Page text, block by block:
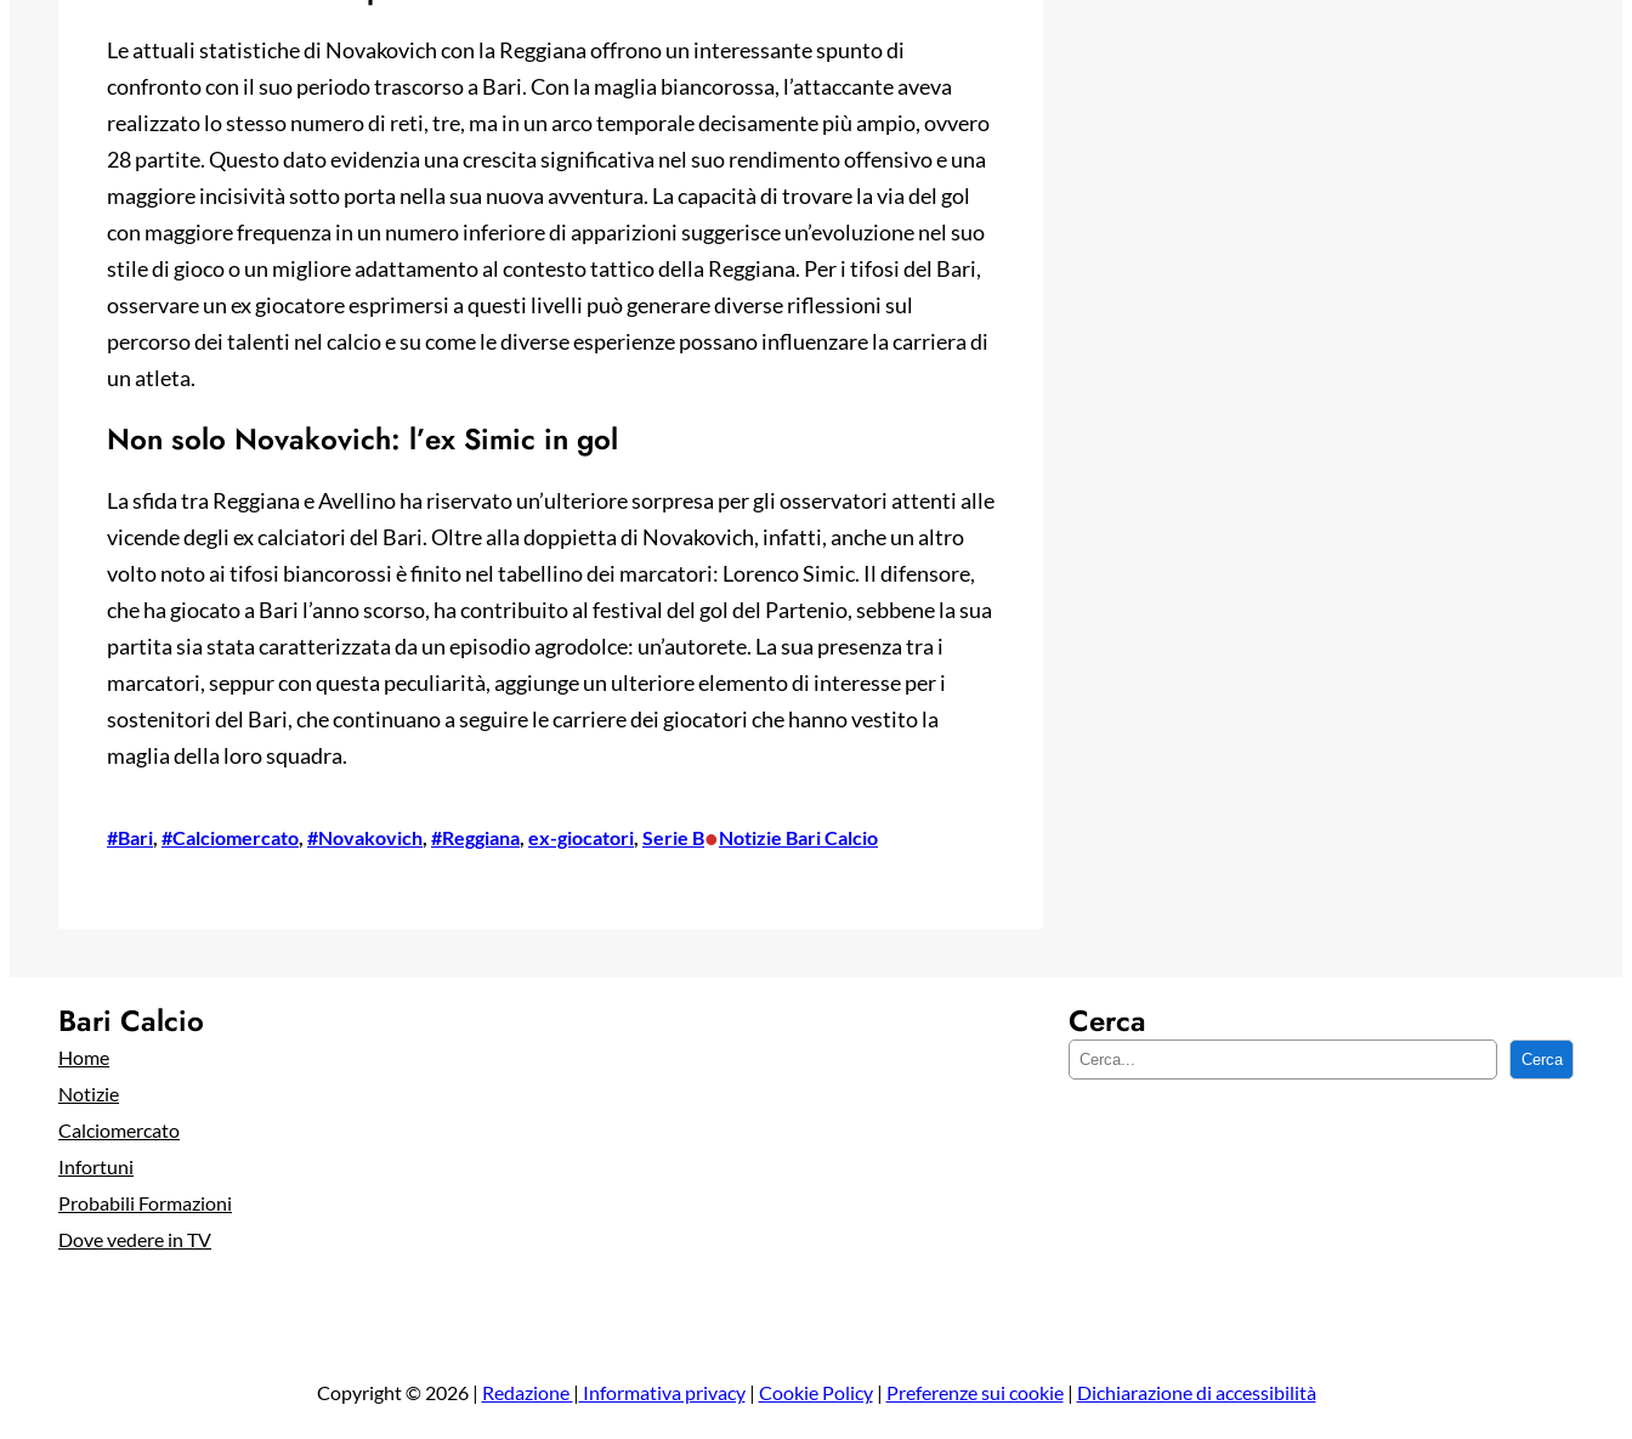
Le attuali statistiche di Novakovich con la Reggiana offrono un interessante spunto di
confronto con il suo periodo trascorso a Bari. Con la maglia biancorossa, l’attaccante aveva
realizzato lo stesso numero di reti, tre, ma in un arco temporale decisamente più ampio, ovvero
28 partite. Questo dato evidenzia una crescita significativa nel suo rendimento offensivo e una
maggiore incisività sotto porta nella sua nuova avventura. La capacità di trovare la via del gol
con maggiore frequenza in un numero inferiore di apparizioni suggerisce un’evoluzione nel suo
stile di gioco o un migliore adattamento al contesto tattico della Reggiana. Per i tifosi del Bari,
osservare un ex giocatore esprimersi a questi livelli può generare diverse riflessioni sul
percorso dei talenti nel calcio e su come le diverse esperienze possano influenzare la carriera di
un atleta.
Non solo Novakovich: l’ex Simic in gol
La sfida tra Reggiana e Avellino ha riservato un’ulteriore sorpresa per gli osservatori attenti alle
vicende degli ex calciatori del Bari. Oltre alla doppietta di Novakovich, infatti, anche un altro
volto noto ai tifosi biancorossi è finito nel tabellino dei marcatori: Lorenco Simic. Il difensore,
che ha giocato a Bari l’anno scorso, ha contribuito al festival del gol del Partenio, sebbene la sua
partita sia stata caratterizzata da un episodio agrodolce: un’autorete. La sua presenza tra i
marcatori, seppur con questa peculiarità, aggiunge un ulteriore elemento di interesse per i
sostenitori del Bari, che continuano a seguire le carriere dei giocatori che hanno vestito la
maglia della loro squadra.
#Bari, #Calciomercato, #Novakovich, #Reggiana, ex-giocatori, Serie B•Notizie Bari Calcio
Bari Calcio
Home
Notizie
Calciomercato
Infortuni
Probabili Formazioni
Dove vedere in TV
Cerca
C
Cerca
Copyright © 2026 | Redazione | Informativa privacy| Cookie Policy| Preferenze sui cookie| Dichiarazione di accessibilità